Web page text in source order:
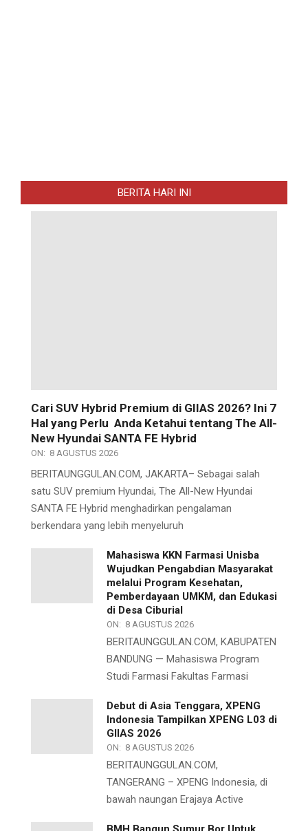
BERITA HARI INI
Cari SUV Hybrid Premium di GIIAS 2026? Ini 7
Hal yang Perlu Anda Ketahui tentang The All-
New Hyundai SANTA FE Hybrid
ON: 8 AGUSTUS 2026
BERITAUNGGULAN.COM, JAKARTA– Sebagai salah
satu SUV premium Hyundai, The All-New Hyundai
SANTA FE Hybrid menghadirkan pengalaman
berkendara yang lebih menyeluruh
Mahasiswa KKN Farmasi Unisba
Wujudkan Pengabdian Masyarakat
melalui Program Kesehatan,
Pemberdayaan UMKM, dan Edukasi
di Desa Ciburial
ON: 8 AGUSTUS 2026
BERITAUNGGULAN.COM, KABUPATEN
BANDUNG — Mahasiswa Program
Studi Farmasi Fakultas Farmasi
Debut di Asia Tenggara, XPENG
Indonesia Tampilkan XPENG L03 di
GIIAS 2026
ON: 8 AGUSTUS 2026
BERITAUNGGULAN.COM,
TANGERANG – XPENG Indonesia, di
bawah naungan Erajaya Active